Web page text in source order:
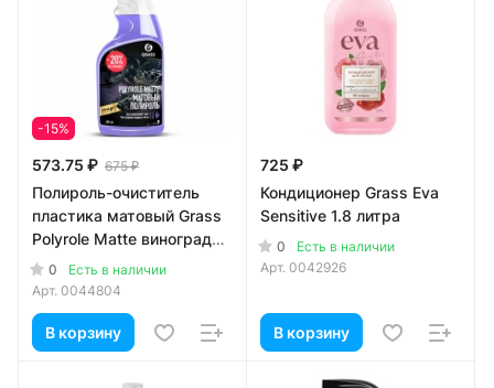
-15%
573.75 ₽ 675 ₽
Полироль-очиститель
пластика матовый Grass
Polyrole Matte виноград
600 мл
0
Есть в наличии
Арт. 0044804
В корзину
725 ₽
Кондиционер Grass Eva
Sensitive 1.8 литра
0
Есть в наличии
Арт. 0042926
В корзину